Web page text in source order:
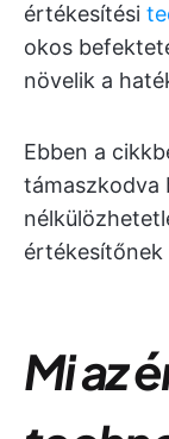
értékesítési
okos
növelik a
Ebben a
támaszkodva
értékesítőnek
Mi az